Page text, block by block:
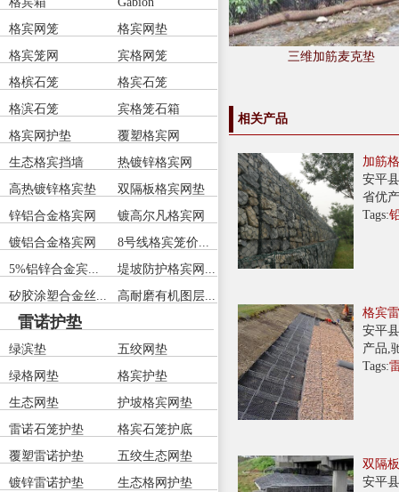
格宾网笼
格宾网垫
格宾笼网
宾格网笼
格槟石笼
格宾石笼
格滨石笼
宾格笼石箱
格宾网护垫
覆塑格宾网
生态格宾挡墙
热镀锌格宾网
高热镀锌格宾垫
双隔板格宾网垫
锌铝合金格宾网
镀高尔凡格宾网
镀铝合金格宾网
8号线格宾笼价...
5%铝锌合金宾...
堤坡防护格宾网...
矽胶涂塑合金丝...
高耐磨有机图层...
雷诺护垫
绿滨垫
五绞网垫
绿格网垫
格宾护垫
生态网垫
护坡格宾网垫
雷诺石笼护垫
格宾石笼护底
覆塑雷诺护垫
五绞生态网垫
镀锌雷诺护垫
生态格网护垫
三维加筋麦克垫
相关产品
加筋
安平
省优
Tags:
格宾
安平
产品,
Tags:
双隔
安平